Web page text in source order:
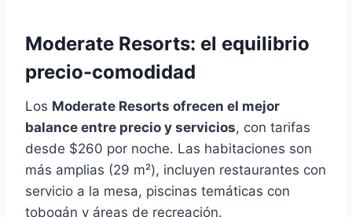
Moderate Resorts: el equilibrio
precio-comodidad
Los Moderate Resorts ofrecen el mejor
balance entre precio y servicios, con tarifas
desde $260 por noche. Las habitaciones son
más amplias (29 m²), incluyen restaurantes con
servicio a la mesa, piscinas temáticas con
tobogán y áreas de recreación.